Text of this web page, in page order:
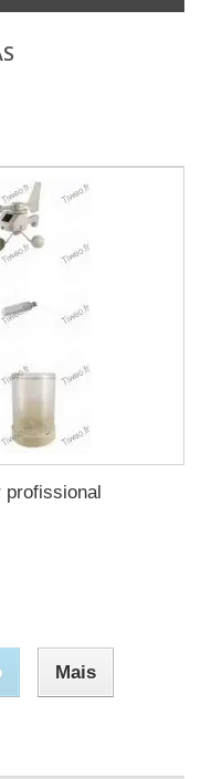
profissional
Mais